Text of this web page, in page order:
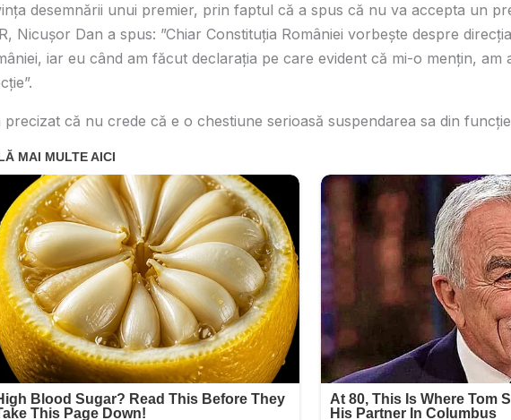
desemnării unui premier, prin faptul că a spus că nu va accepta un
Nicușor Dan a spus: ”Chiar Constituţia României vorbeşte despre
iar eu când am făcut declaraţia pe care evident că mi-o menţin, am
precizat că nu crede că e o chestiune serioasă suspendarea sa din